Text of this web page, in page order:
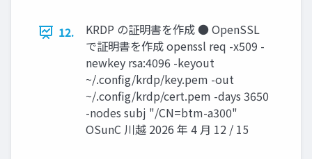
12.
KRDP の証明書を作成 ● OpenSSL
で証明書を作成 openssl req -x509 -
newkey rsa:4096 -keyout
~/.config/krdp/key.pem -out
~/.config/krdp/cert.pem -days 3650
-nodes subj "/CN=btm-a300"
OSunC 川越 2026 年 4 月 12 / 15